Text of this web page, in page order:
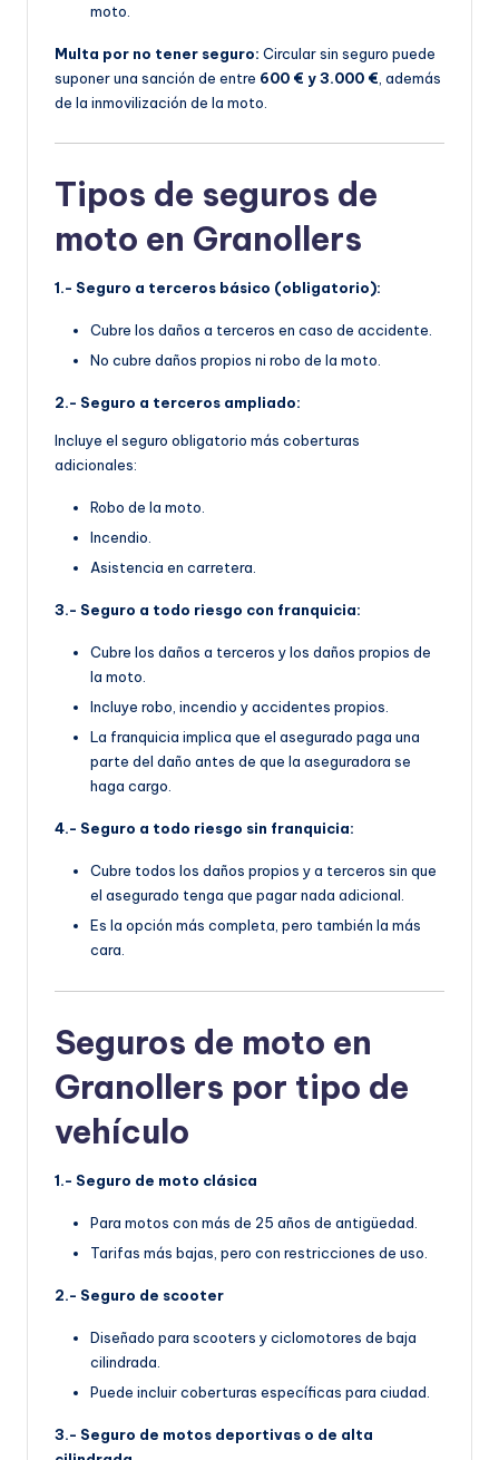
moto.
Multa por no tener seguro: Circular sin seguro puede
suponer una sanción de entre 600 € y 3.000 € , además
de la inmovilización de la moto.
Tipos de seguros de
moto en Granollers
1.- Seguro a terceros básico (obligatorio):
Cubre los daños a terceros en caso de accidente.
No cubre daños propios ni robo de la moto.
2.- Seguro a terceros ampliado:
Incluye el seguro obligatorio más coberturas
adicionales:
Robo de la moto.
Incendio.
Asistencia en carretera.
3.- Seguro a todo riesgo con franquicia:
Cubre los daños a terceros y los daños propios de
la moto.
Incluye robo, incendio y accidentes propios.
La franquicia implica que el asegurado paga una
parte del daño antes de que la aseguradora se
haga cargo.
4.- Seguro a todo riesgo sin franquicia:
Cubre todos los daños propios y a terceros sin que
el asegurado tenga que pagar nada adicional.
Es la opción más completa, pero también la más
cara.
Seguros de moto en
Granollers por tipo de
vehículo
1.- Seguro de moto clásica
Para motos con más de 25 años de antigüedad.
Tarifas más bajas, pero con restricciones de uso.
2.- Seguro de scooter
Diseñado para scooters y ciclomotores de baja
cilindrada.
Puede incluir coberturas específicas para ciudad.
3.- Seguro de motos deportivas o de alta